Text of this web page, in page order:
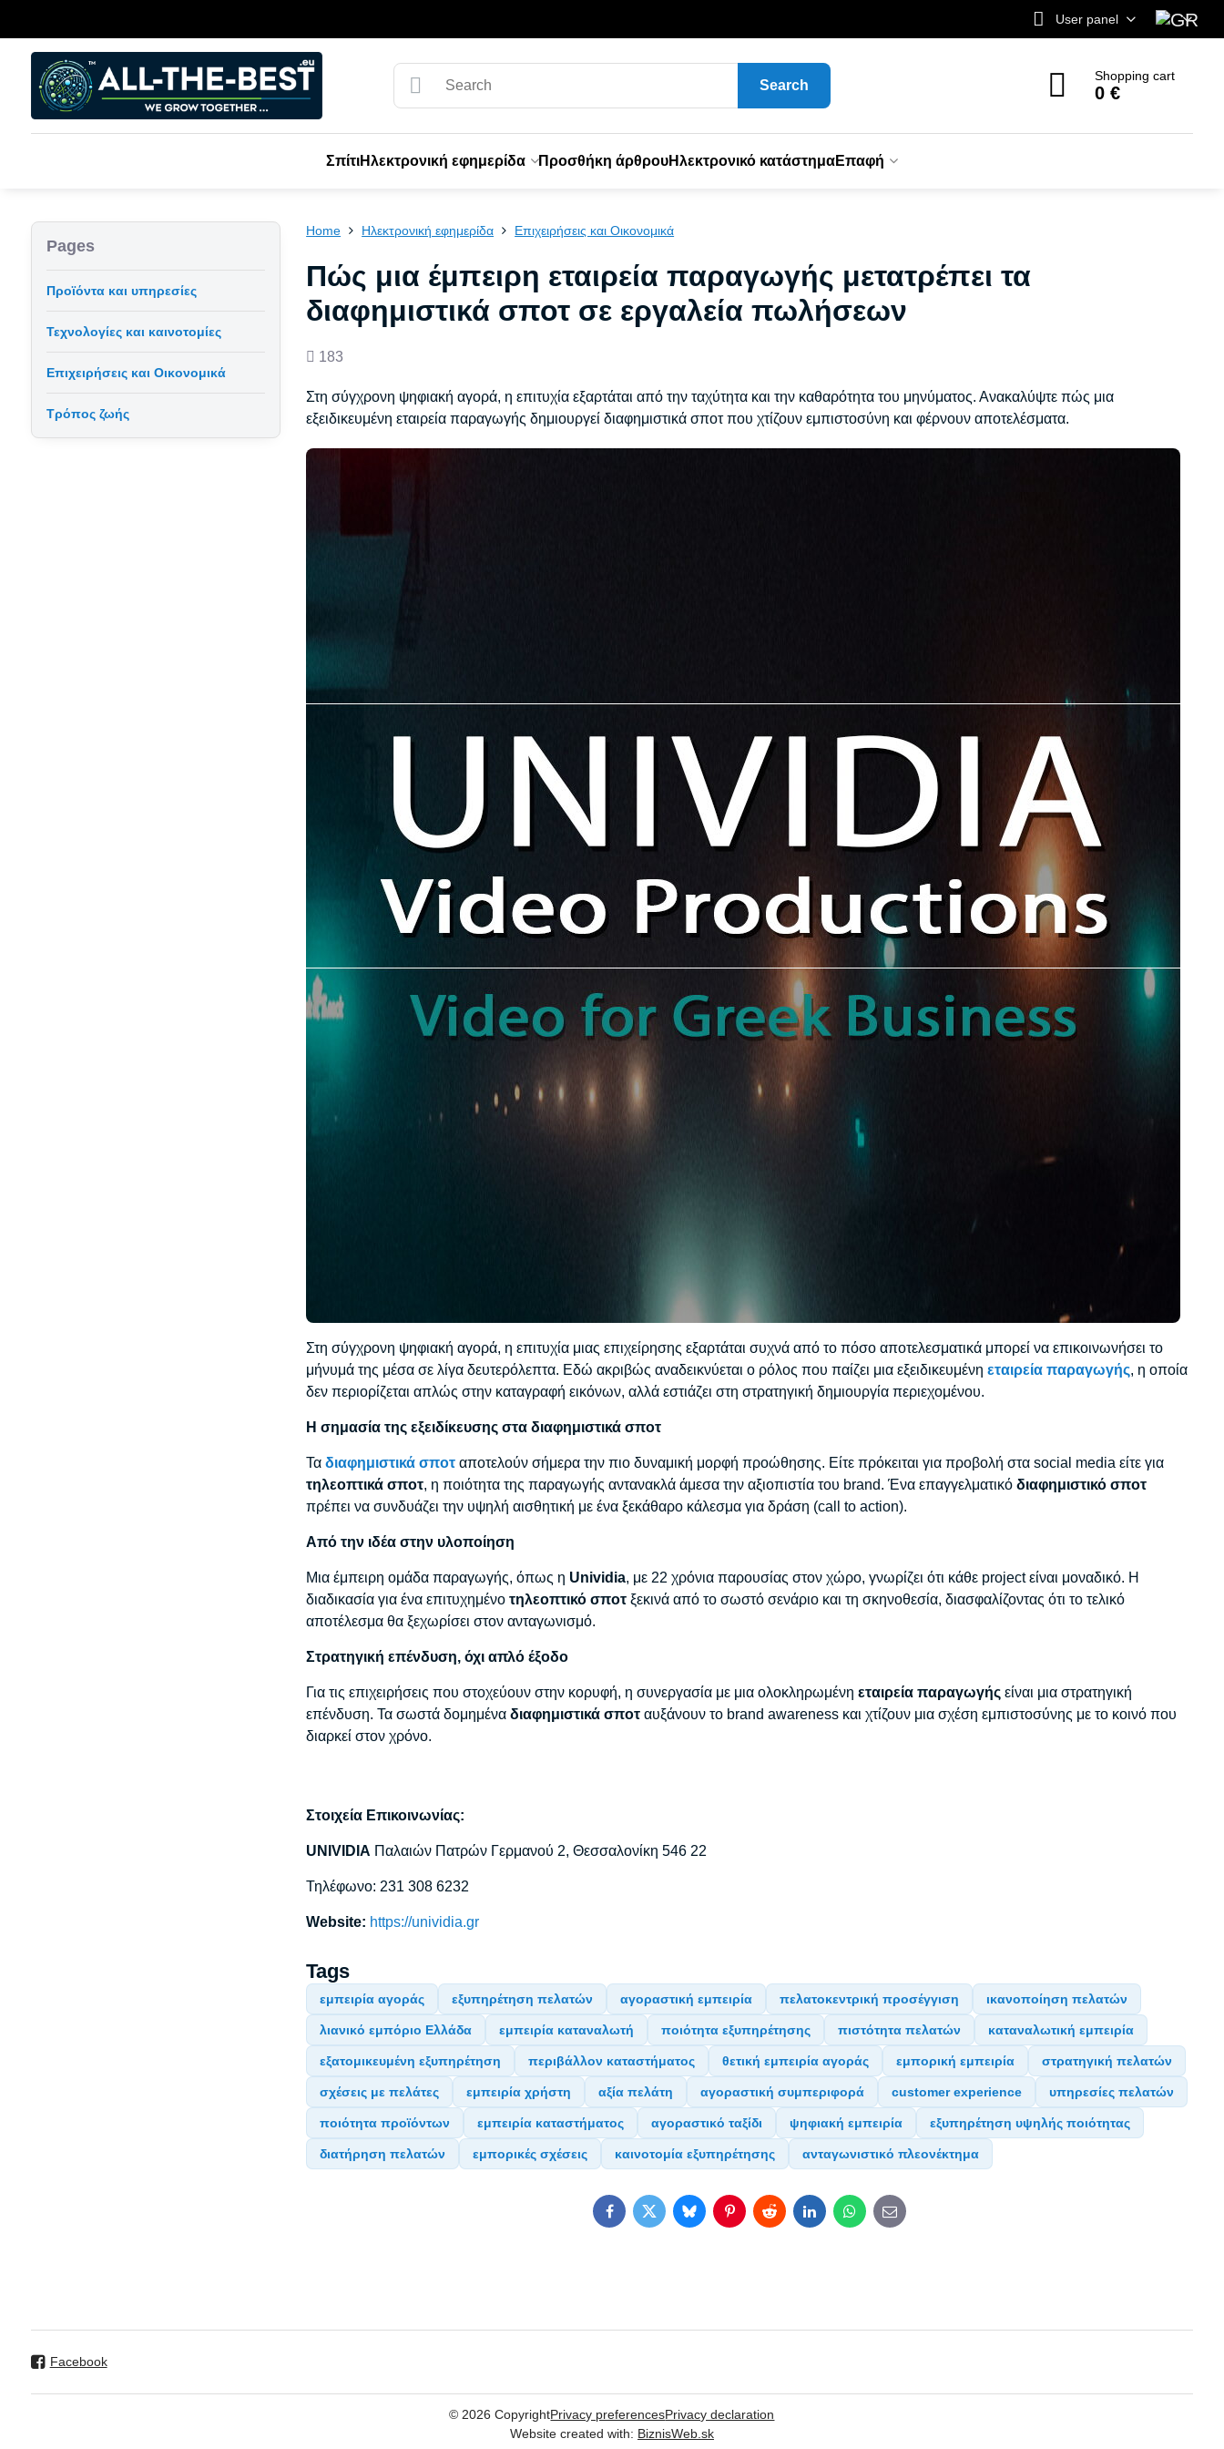
User panel
Search
Shopping cart
0 €
ΣπίτιΗλεκτρονική εφημερίδα Προσθήκη άρθρουΗλεκτρονικό κατάστημαΕπαφή
Home Ηλεκτρονική εφημερίδα Επιχειρήσεις και Οικονομικά
Πώς μια έμπειρη εταιρεία παραγωγής μετατρέπει τα
διαφημιστικά σποτ σε εργαλεία πωλήσεων
Views
183
Στη σύγχρονη ψηφιακή αγορά, η επιτυχία εξαρτάται από την ταχύτητα και την καθαρότητα του μηνύματος. Ανακαλύψτε πώς μια
εξειδικευμένη εταιρεία παραγωγής δημιουργεί διαφημιστικά σποτ που χτίζουν εμπιστοσύνη και φέρνουν αποτελέσματα.
Στη σύγχρονη ψηφιακή αγορά, η επιτυχία μιας επιχείρησης εξαρτάται συχνά από το πόσο αποτελεσματικά μπορεί να επικοινωνήσει το
μήνυμά της μέσα σε λίγα δευτερόλεπτα. Εδώ ακριβώς αναδεικνύεται ο ρόλος που παίζει μια εξειδικευμένηεταιρεία παραγωγής, η οποία
δεν περιορίζεται απλώς στην καταγραφή εικόνων, αλλά εστιάζει στη στρατηγική δημιουργία περιεχομένου.
Η σημασία της εξειδίκευσης στα διαφημιστικά σποτ
Ταδιαφημιστικά σποτ αποτελούν σήμερα την πιο δυναμική μορφή προώθησης. Είτε πρόκειται για προβολή στα social media είτε για
τηλεοπτικά σποτ, η ποιότητα της παραγωγής αντανακλά άμεσα την αξιοπιστία του brand. Ένα επαγγελματικόδιαφημιστικό σποτ
πρέπει να συνδυάζει την υψηλή αισθητική με ένα ξεκάθαρο κάλεσμα για δράση (call to action).
Από την ιδέα στην υλοποίηση
Μια έμπειρη ομάδα παραγωγής, όπως η Unividia, με 22 χρόνια παρουσίας στον χώρο, γνωρίζει ότι κάθε project είναι μοναδικό. Η
διαδικασία για ένα επιτυχημένοτηλεοπτικό σποτ ξεκινά από το σωστό σενάριο και τη σκηνοθεσία, διασφαλίζοντας ότι το τελικό
αποτέλεσμα θα ξεχωρίσει στον ανταγωνισμό.
Στρατηγική επένδυση, όχι απλό έξοδο
Για τις επιχειρήσεις που στοχεύουν στην κορυφή, η συνεργασία με μια ολοκληρωμένηεταιρεία παραγωγής είναι μια στρατηγική
επένδυση. Τα σωστά δομημέναδιαφημιστικά σποτ αυξάνουν το brand awareness και χτίζουν μια σχέση εμπιστοσύνης με το κοινό που
διαρκεί στον χρόνο.
Στοιχεία Επικοινωνίας:
UNIVIDIA Παλαιών Πατρών Γερμανού 2, Θεσσαλονίκη 546 22
Τηλέφωνο: 231 308 6232
Website: https://unividia.gr
Tags
εμπειρία αγοράς εξυπηρέτηση πελατών αγοραστική εμπειρία πελατοκεντρική προσέγγιση ικανοποίηση πελατών
λιανικό εμπόριο Ελλάδα εμπειρία καταναλωτή ποιότητα εξυπηρέτησης πιστότητα πελατών καταναλωτική εμπειρία
εξατομικευμένη εξυπηρέτηση περιβάλλον καταστήματος θετική εμπειρία αγοράς εμπορική εμπειρία στρατηγική πελατών
σχέσεις με πελάτες εμπειρία χρήστη αξία πελάτη αγοραστική συμπεριφορά customer experience υπηρεσίες πελατών
ποιότητα προϊόντων εμπειρία καταστήματος αγοραστικό ταξίδι ψηφιακή εμπειρία εξυπηρέτηση υψηλής ποιότητας
διατήρηση πελατών εμπορικές σχέσεις καινοτομία εξυπηρέτησης ανταγωνιστικό πλεονέκτημα
FacebookTwitterBlueskyPinterestRedditLinkedInWhatsApp
E-
mail
Pages
Προϊόντα και υπηρεσίες
Τεχνολογίες και καινοτομίες
Επιχειρήσεις και Οικονομικά
Τρόπος ζωής
Facebook
© 2026 CopyrightPrivacy preferencesPrivacy declaration
Website created with: BiznisWeb.sk